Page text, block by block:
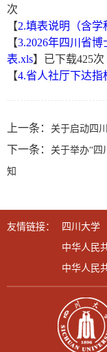
次
【2.填表说明（含学
【3.2026年四川省
表.xls】已下载425次
【4.省人社厅下达指
上一条： 关于启动四
下一条： 关于举办“四
知
友情链接： 四川大学
中华人民
中华人民